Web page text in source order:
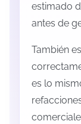
estimado
antes de
También
es lo